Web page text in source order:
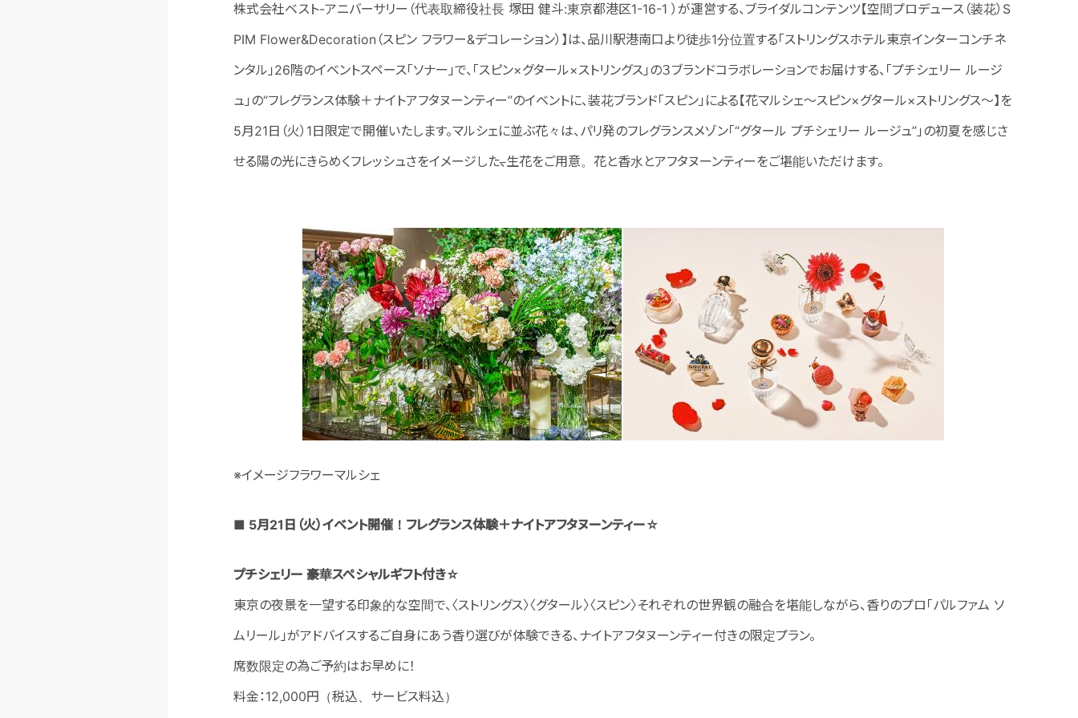
株式会社ベスト-アニバーサリー（代表取締役社長 塚田 健斗:東京都港区1-16-1 ）が運営する、ブライダルコンテンツ【空間プロデュース（装花）S
PIM Flower&Decoration（スピン フラワー&デコレーション）】は、品川駅港南口より徒歩1分位置する「ストリングスホテル東京インターコンチネ
ンタル」26階のイベントスペース「ソナー」で、「スピン×グタール×ストリングス」の３ブランドコラボレーションでお届けする、「プチシェリー ルージ
ュ」の“フレグランス体験＋ナイトアフタヌーンティー”のイベントに、装花ブランド「スピン」による【花マルシェ～スピン×グタール×ストリングス～】を
5月21日（火）1日限定で開催いたします。マルシェに並ぶ花々は、パリ発のフレグランスメゾン「“グタール プチシェリー ルージュ”」の初夏を感じさ
せる陽の光にきらめくフレッシュさをイメージした、生花をご用意。花と香水とアフタヌーンティーをご堪能いただけます。
※イメージフラワーマルシェ
■ 5月 21 日（火）イベント開催！フレグランス体験＋ナイトアフタヌーンティー☆
プチシェリー 豪華スペシャルギフト付き☆
東京の夜景を一望する印象的な空間で、〈ストリングス〉〈グタール〉〈スピン〉それぞれの世界観の融合を堪能しながら、香りのプロ「パルファム ソ
ムリール」がアドバイスするご自身にあう香り選びが体験できる、ナイトアフタヌーンティー付きの限定プラン。
席数限定の為ご予約はお早めに！
料金：12,000円（税込、サービス料込）